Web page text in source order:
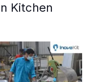
Kitchen